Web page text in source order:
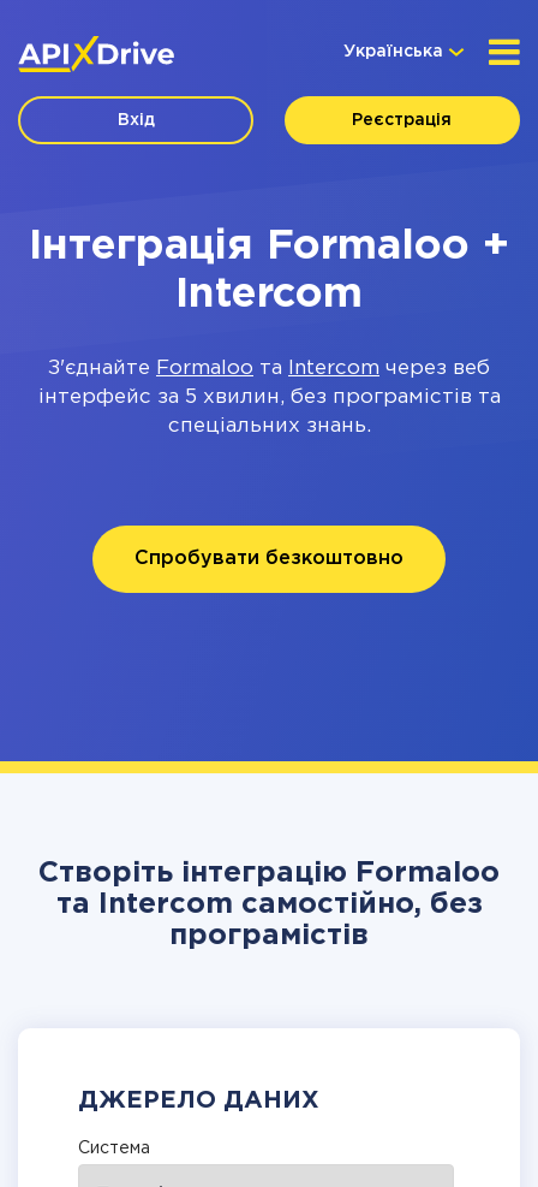
Українська
Вхід Реєстрація
Інтеграція Formaloo +
Intercom
З'єднайте Formaloo та Intercom через веб
інтерфейс за 5 хвилин, без програмістів та
спеціальних знань.
Спробувати безкоштовно
Створіть інтеграцію Formaloo
та Intercom самостійно, без
програмістів
ДЖЕРЕЛО ДАНИХ
Система